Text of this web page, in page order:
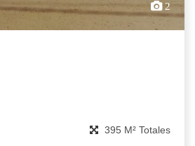
2
395 M² Totales